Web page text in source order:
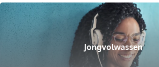
Jongvolwassen